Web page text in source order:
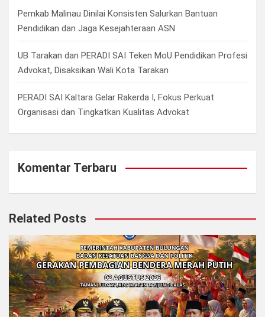
Pemkab Malinau Dinilai Konsisten Salurkan Bantuan
Pendidikan dan Jaga Kesejahteraan ASN
UB Tarakan dan PERADI SAI Teken MoU Pendidikan Profesi
Advokat, Disaksikan Wali Kota Tarakan
PERADI SAI Kaltara Gelar Rakerda I, Fokus Perkuat
Organisasi dan Tingkatkan Kualitas Advokat
Komentar Terbaru
Related Posts